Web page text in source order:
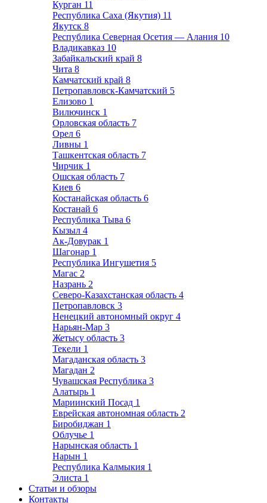
Курган 11
Республика Саха (Якутия) 11
Якутск 8
Республика Северная Осетия — Алания 10
Владикавказ 10
Забайкальский край 8
Чита 8
Камчатский край 8
Петропавловск-Камчатский 5
Елизово 1
Вилючинск 1
Орловская область 7
Орел 6
Ливны 1
Ташкентская область 7
Чирчик 1
Ошская область 7
Киев 6
Костанайская область 6
Костанай 6
Республика Тыва 6
Кызыл 4
Ак-Довурак 1
Шагонар 1
Республика Ингушетия 5
Магас 2
Назрань 2
Северо-Казахстанская область 4
Петропавловск 3
Ненецкий автономный округ 4
Нарьян-Мар 3
Жетысу область 3
Текели 1
Магаданская область 3
Магадан 2
Чувашская Республика 3
Алатырь 1
Мариинский Посад 1
Еврейская автономная область 2
Биробиджан 1
Облучье 1
Нарынская область 1
Нарын 1
Республика Калмыкия 1
Элиста 1
Статьи и обзоры
Контакты